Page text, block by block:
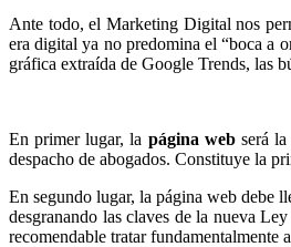
Ante todo, el Marketing Digital nos
era digital ya no predomina el “boca a
gráfica extraída de Google Trends, las
En primer lugar, la página webserá la
despacho de abogados. Constituye la
En segundo lugar, la página web debe
desgranando las claves de la nueva
recomendable tratar fundamentalmente